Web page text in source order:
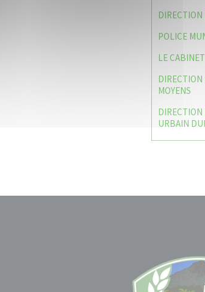
DIRECTION
POLICE
LE
DIRECTION
MOYENS
URBAIN